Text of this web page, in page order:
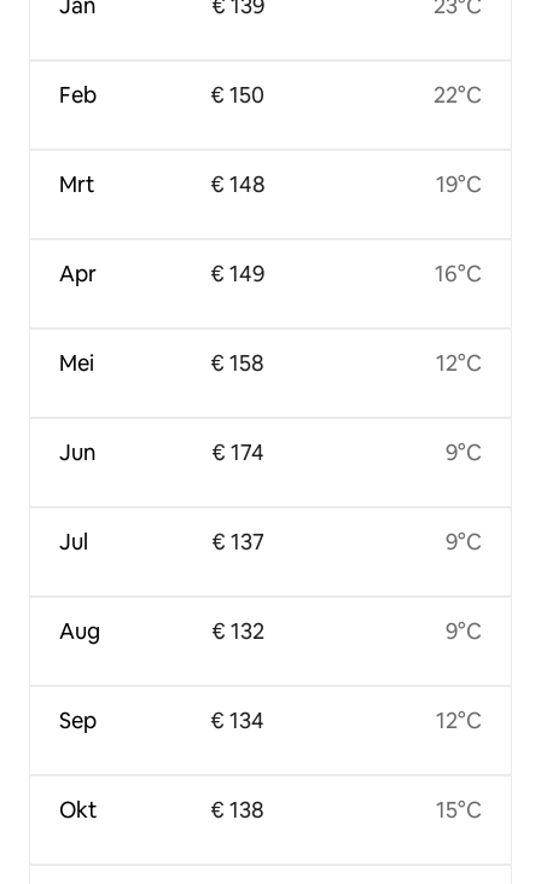
Jan
Feb
Mrt
Apr
Mei
Jun
Jul
Aug
Sep
Okt
€ 139
€ 150
€ 148
€ 149
€ 158
€ 174
€ 137
€ 132
€ 134
€ 138
23°C
22°C
19°C
16°C
12°C
9°C
9°C
9°C
12°C
15°C